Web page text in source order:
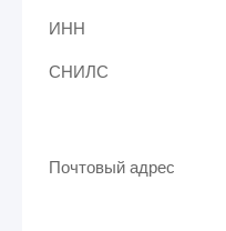
ИНН
СНИЛС
Почтовый адрес